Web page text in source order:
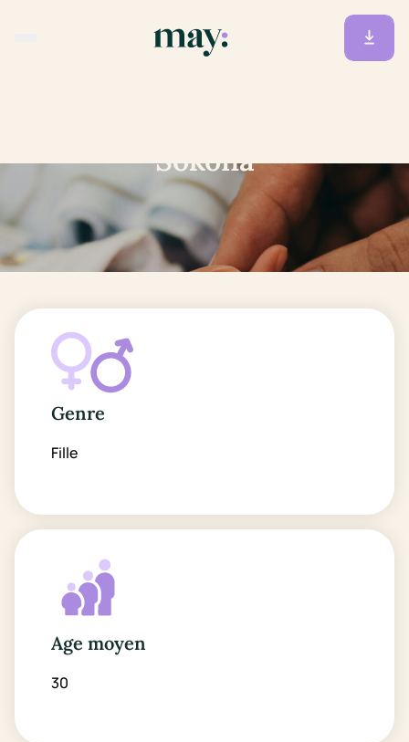
Sokona
Genre
Fille
Age moyen
30